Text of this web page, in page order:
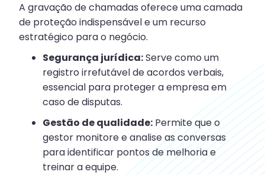
A gravação de chamadas oferece uma camada
de proteção indispensável e um recurso
estratégico para o negócio.
Segurança jurídica:Serve como um
registro irrefutável de acordos verbais,
essencial para proteger a empresa em
caso de disputas.
Gestão de qualidade: Permite que o
gestor monitore e analise as conversas
para identificar pontos de melhoria e
treinar a equipe.